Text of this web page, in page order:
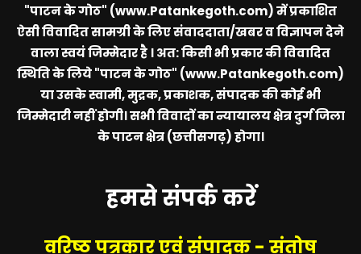
"पाटन के गोठ" (www.Patankegoth.com)में प्रकाशित
ऐसी विवादित सामग्री के लिए संवाददाता/खबर व विज्ञापन देने
वाला स्वयं जिम्मेदार है । अत: किसी भी प्रकार की विवादित
स्थिति के लिये"पाटन के गोठ" (www.Patankegoth.com)
या उसके स्वामी, मुद्रक, प्रकाशक, संपादक की कोई भी
जिम्मेदारी नहीं होगी। सभी विवादों का न्यायालय क्षेत्र दुर्ग जिला
के पाटन क्षेत्र (छत्तीसगढ़) होगा।
हमसे संपर्क करें
वरिष्ठ पत्रकार एवं संपादक - संतोष